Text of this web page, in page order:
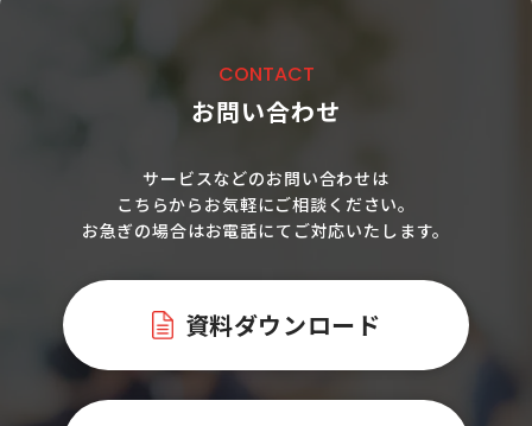
CONTACT
お問い合わせ
サービスなどのお問い合わせは
こちらからお気軽にご相談ください。
お急ぎの場合はお電話にてご対応いたします。
資料ダウンロード